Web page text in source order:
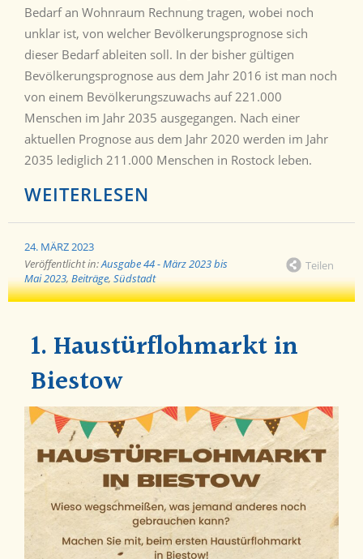
Bedarf an Wohnraum Rechnung tragen, wobei noch
unklar ist, von welcher Bevölkerungsprognose sich
dieser Bedarf ableiten soll. In der bisher gültigen
Bevölkerungsprognose aus dem Jahr 2016 ist man noch
von einem Bevölkerungszuwachs auf 221.000
Menschen im Jahr 2035 ausgegangen. Nach einer
aktuellen Prognose aus dem Jahr 2020 werden im Jahr
2035 lediglich 211.000 Menschen in Rostock leben.
WEITERLESEN
24. MÄRZ 2023
Veröffentlicht in:Ausgabe 44 - März 2023 bis
Mai 2023,Beiträge,Südstadt
Teilen
1. Haustürflohmarkt in
Biestow